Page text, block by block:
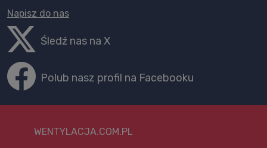
Napisz do nas
Śledź nas na X
Polub nasz profil na Facebooku
WENTYLACJA.COM.PL